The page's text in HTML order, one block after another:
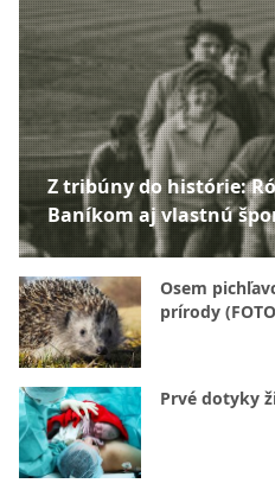
Z tribúny do histórie:
Baníkom aj vlastnú
Osem
prírody
Prvé dotyky